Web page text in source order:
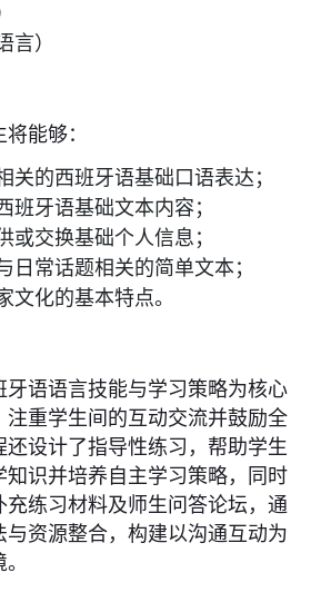
言）
能够：
关的西班牙语基础口语表达；
班牙语基础文本内容；
或交换基础个人信息；
日常话题相关的简单文本；
文化的基本特点。
牙语语言技能与学习策略为核心
注重学生间的互动交流并鼓励全
还设计了指导性练习，帮助学生
知识并培养自主学习策略，同时
练习材料及师生问答论坛，通
资源整合，构建以沟通互动为